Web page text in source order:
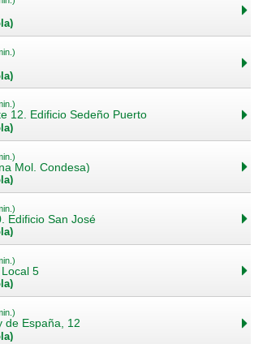
12. Edificio Sedeño Puerto
Mol. Condesa)
Edificio San José
5
de España, 12